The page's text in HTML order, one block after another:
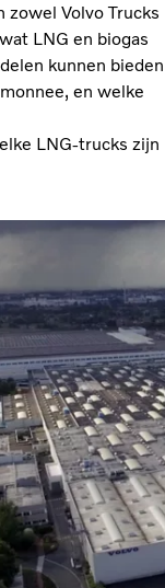
Volvo Trucks
LNG en biogas
kunnen bieden
en welke
LNG-trucks zijn